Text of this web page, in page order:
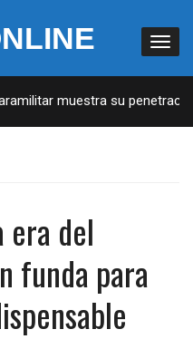
muestra su penetración
era del
funda para